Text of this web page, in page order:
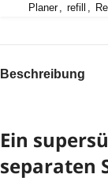
Planer
refill
Beschreibung
Ein
separaten